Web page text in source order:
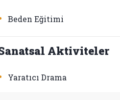
Beden Eğitimi
Aktiviteler
Yaratıcı Drama